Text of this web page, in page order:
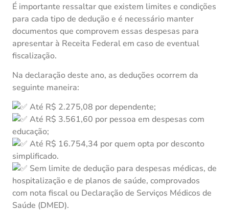
É importante ressaltar que existem limites e condições
para cada tipo de dedução e é necessário manter
documentos que comprovem essas despesas para
apresentar à Receita Federal em caso de eventual
fiscalização.
Na declaração deste ano, as deduções ocorrem da
seguinte maneira:
Até R$ 2.275,08 por dependente;
Até R$ 3.561,60 por pessoa em despesas com
educação;
Até R$ 16.754,34 por quem opta por desconto
simplificado.
Sem limite de dedução para despesas médicas, de
hospitalização e de planos de saúde, comprovados
com nota fiscal ou Declaração de Serviços Médicos de
Saúde (DMED).